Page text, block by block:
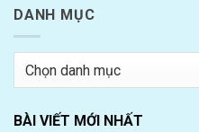
DANH MỤC
Danh
BÀI VIẾT MỚI NHẤT